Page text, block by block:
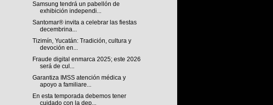
Samsung tendrá un pabellón de
exhibición independi...
Santomar® invita a celebrar las fiestas
decembrina...
Tizimín, Yucatán: Tradición, cultura y
devoción en...
Fraude digital enmarca 2025; este 2026
será de cul...
Garantiza IMSS atención médica y
apoyo a familiare...
En esta temporada debemos tener
cuidado con la dep...